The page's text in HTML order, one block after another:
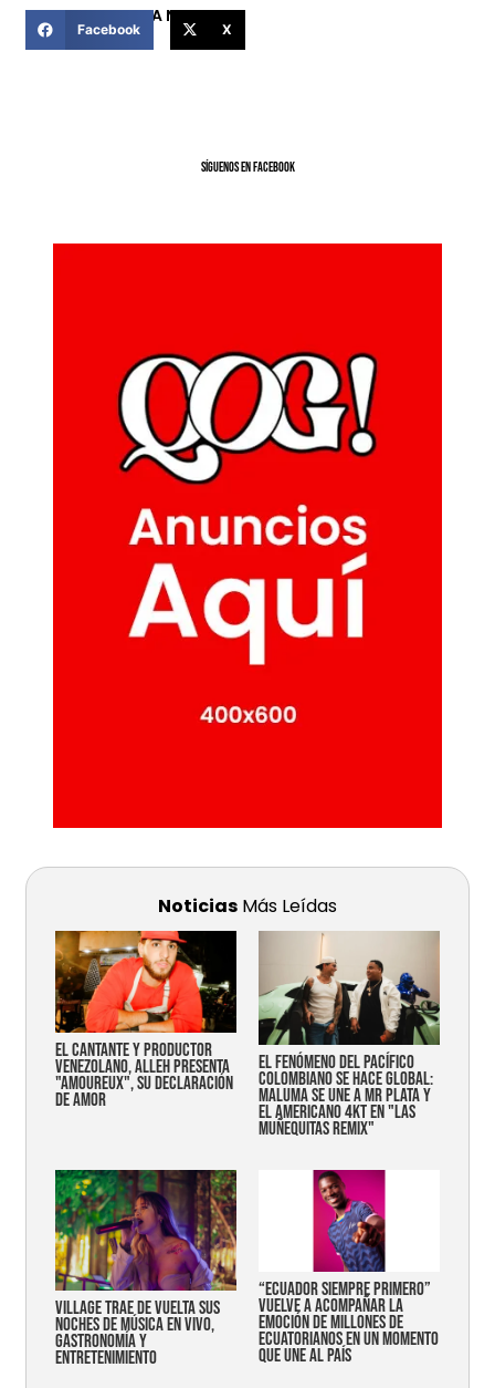
COMPARTIR ESTA NOTICIA
Facebook X
SíGUENOS EN FACEBOOK
Noticias Más Leídas
EL CANTANTE Y PRODUCTOR
VENEZOLANO, ALLEH PRESENTA
"AMOUREUX", SU DECLARACIÓN
DE AMOR
EL FENÓMENO DEL PACÍFICO
COLOMBIANO SE HACE GLOBAL:
MALUMA SE UNE A MR PLATA Y
EL AMERICANO 4KT EN "LAS
MUÑEQUITAS REMIX"
Village trae de vuelta sus
noches de música en vivo,
gastronomía y
entretenimiento
“Ecuador siempre primero”
vuelve a acompañar la
emoción de millones de
ecuatorianos en un momento
que une al país